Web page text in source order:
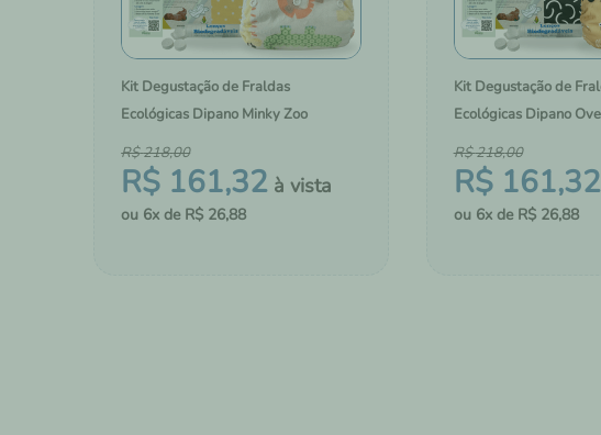
Kit Degustação de Fraldas
Ecológicas Dipano Minky Zoo
R$ 161,32
R$218,00
6 R$ 26,88
Kit Degustação de
Ecológicas Dipano
R$ 161,32
R$218,00
6 R$ 26,88